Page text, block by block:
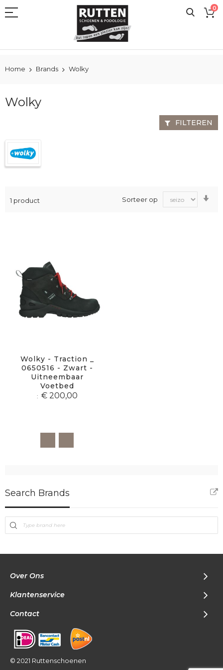
naar
0
Home Brands Wolky
Wolky
1 product Sorteer op
Wolky - Traction _
0650516 - Zwart -
Uitneembaar
Voetbed
€ 200,00
FILTEREN
Search Brands
Over Ons
Klantenservice
Contact
© 2021 Ruttenschoenen